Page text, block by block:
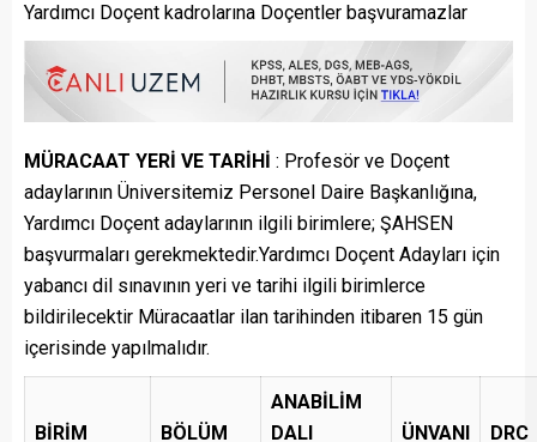
Yardımcı Doçent kadrolarına Doçentler başvuramazlar
MÜRACAAT YERİ VE TARİHİ : Profesör ve Doçent
adaylarının Üniversitemiz Personel Daire Başkanlığına,
Yardımcı Doçent adaylarının ilgili birimlere; ŞAHSEN
başvurmaları gerekmektedir.Yardımcı Doçent Adayları için
yabancı dil sınavının yeri ve tarihi ilgili birimlerce
bildirilecektir Müracaatlar ilan tarihinden itibaren 15 gün
içerisinde yapılmalıdır.
BİRİM BÖLÜM
ANABİLİM
DALI
ÜNVANI DRC